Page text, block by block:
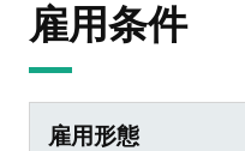
雇用条件
雇用形態